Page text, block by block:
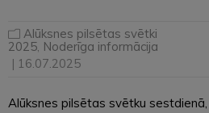
Alūksnes pilsētas svētki
2025 Noderīga informācija
| 16.07.2025
Alūksnes pilsētas svētku